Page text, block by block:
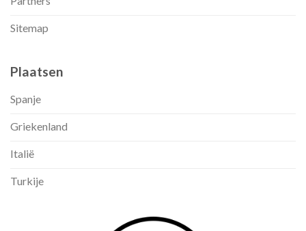
Sitemap
Plaatsen
Spanje
Griekenland
Italië
Turkije